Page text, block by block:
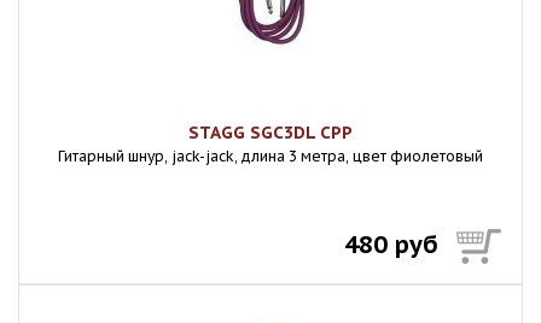
STAGG SGC3DL CPP
Гитарный шнур, jack-jack, длина 3 метра, цвет фиолетовый
480 руб